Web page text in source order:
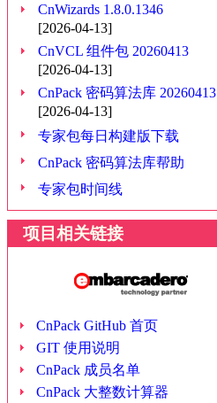
CnWizards 1.8.0.1346
[2026-04-13]
CnVCL 组件包 20260413
[2026-04-13]
CnPack 密码算法库 20260413
[2026-04-13]
专家包每日构建版下载
CnPack 密码算法库帮助
专家包时间线
项目相关链接
CnPack GitHub 首页
GIT 使用说明
CnPack 成员名单
CnPack 大整数计算器